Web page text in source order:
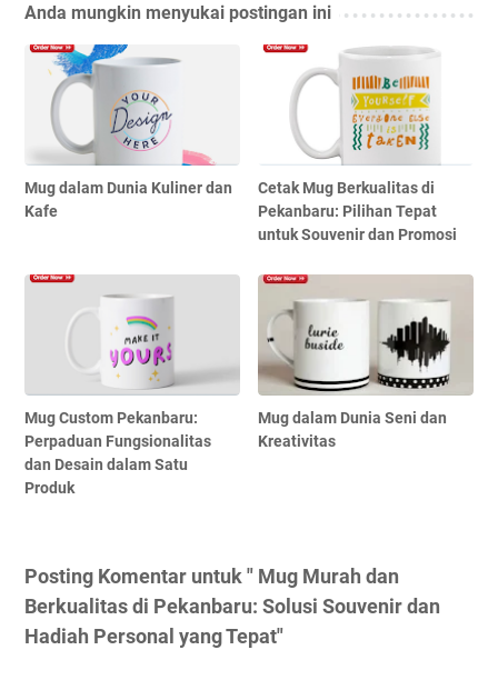
Anda mungkin menyukai postingan ini
Mug dalam Dunia Kuliner dan
Kafe
Cetak Mug Berkualitas di
Pekanbaru: Pilihan Tepat
untuk Souvenir dan Promosi
Mug Custom Pekanbaru:
Perpaduan Fungsionalitas
dan Desain dalam Satu
Produk
Mug dalam Dunia Seni dan
Kreativitas
Posting Komentar untuk " Mug Murah dan
Berkualitas di Pekanbaru: Solusi Souvenir dan
Hadiah Personal yang Tepat"